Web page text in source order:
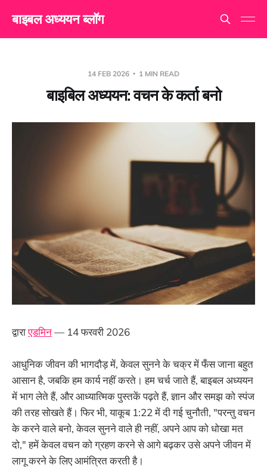
बाइबल अध्ययन ब्लॉग
14 FEB 2026 1 MIN READ
बाइबिल अध्ययन: वचन के कर्ता बनो
द्वाराएडमिन— 14 फरवरी 2026
आधुनिक जीवन की भागदौड़ में, केवल सुनने के चक्र में फँस जाना बहुत
आसान है, जबकि हम कार्य नहीं करते। हम चर्च जाते हैं, बाइबल अध्ययन
में भाग लेते हैं, और आध्यात्मिक पुस्तकें पढ़ते हैं, ज्ञान और समझ को स्पंज
की तरह सोखते हैं। फिर भी, याकूब 1:22 में दी गई चुनौती, "परन्तु वचन
के करने वाले बनो, केवल सुनने वाले ही नहीं, अपने आप को धोखा मत
दो," हमें केवल वचन को ग्रहण करने से आगे बढ़कर उसे अपने जीवन में
लागू करने के लिए आमंत्रित करती है।